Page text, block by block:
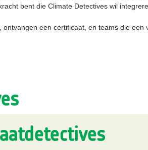
bent die Climate Detectives wil
een certificaat, en teams die een